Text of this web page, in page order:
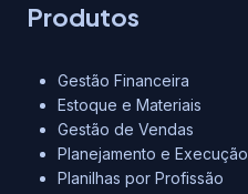
Produtos
Gestão Financeira
Estoque e Materiais
Gestão de Vendas
Planejamento e Execução
Planilhas por Profissão